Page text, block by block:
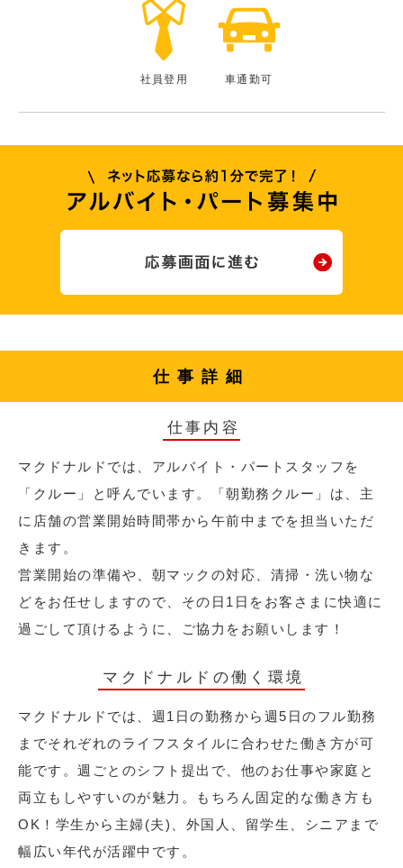
社員登用 車通勤可
仕事詳細
仕事内容
マクドナルドでは、アルバイト・パートスタッフを
「クルー」と呼んでいます。「朝勤務クルー」は、主
に店舗の営業開始時間帯から午前中までを担当いただ
きます。
営業開始の準備や、朝マックの対応、清掃・洗い物な
どをお任せしますので、その日1日をお客さまに快適に
過ごして頂けるように、ご協力をお願いします！
マクドナルドの働く環境
マクドナルドでは、週1日の勤務から週5日のフル勤務
までそれぞれのライフスタイルに合わせた働き方が可
能です。週ごとのシフト提出で、他のお仕事や家庭と
両立もしやすいのが魅力。もちろん固定的な働き方も
OK！学生から主婦(夫)、外国人、留学生、シニアまで
幅広い年代が活躍中です。